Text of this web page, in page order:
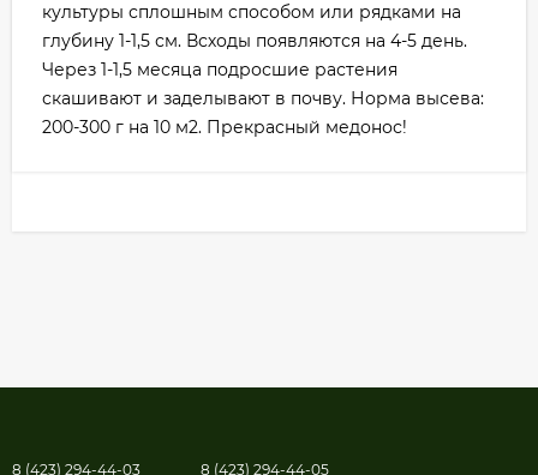
культуры сплошным способом или рядками на
глубину 1-1,5 см. Всходы появляются на 4-5 день.
Через 1-1,5 месяца подросшие растения
скашивают и заделывают в почву. Норма высева:
200-300 г на 10 м2. Прекрасный медонос!
8 (423) 294-44-03 8 (423) 294-44-05